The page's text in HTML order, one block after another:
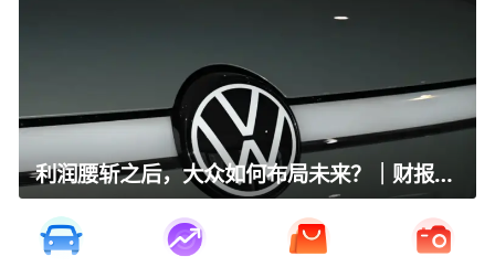
利润腰斩之后，大众如何布局未来？｜财报全视角